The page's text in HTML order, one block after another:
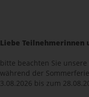
Liebe Teilnehmerinnen
bitte beachten Sie
während der
3.08.2026 bis zum